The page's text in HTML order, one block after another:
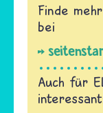
Finde
bei
Auch für